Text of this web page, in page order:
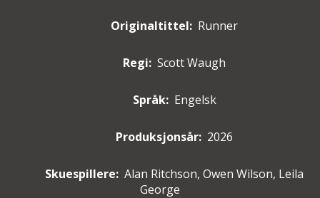
Originaltittel: Runner
Regi: Scott Waugh
Språk: Engelsk
Produksjonsår: 2026
Skuespillere: Alan Ritchson, Owen Wilson, Leila
George